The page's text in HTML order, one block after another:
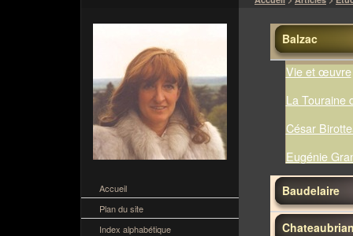
Accueil
Plan du site
Index alphabétique
Balzac
Vie et œuvre
La Touraine
César
Eugénie
Baudelaire